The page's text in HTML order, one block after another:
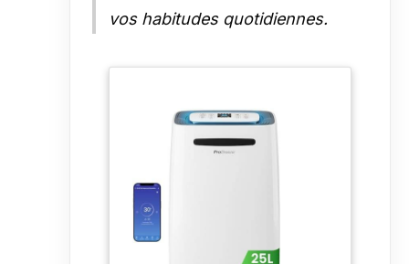
vos habitudes quotidiennes.